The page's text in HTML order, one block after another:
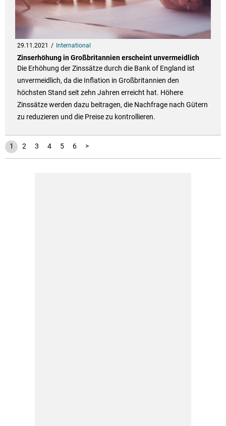
29.11.2021 International
Zinserhöhung in Großbritannien erscheint unvermeidlich
Die Erhöhung der Zinssätze durch die Bank of England ist
unvermeidlich, da die Inflation in Großbritannien den
höchsten Stand seit zehn Jahren erreicht hat. Höhere
Zinssätze werden dazu beitragen, die Nachfrage nach Gütern
zu reduzieren und die Preise zu kontrollieren.
1 2 3 4 5 6 >